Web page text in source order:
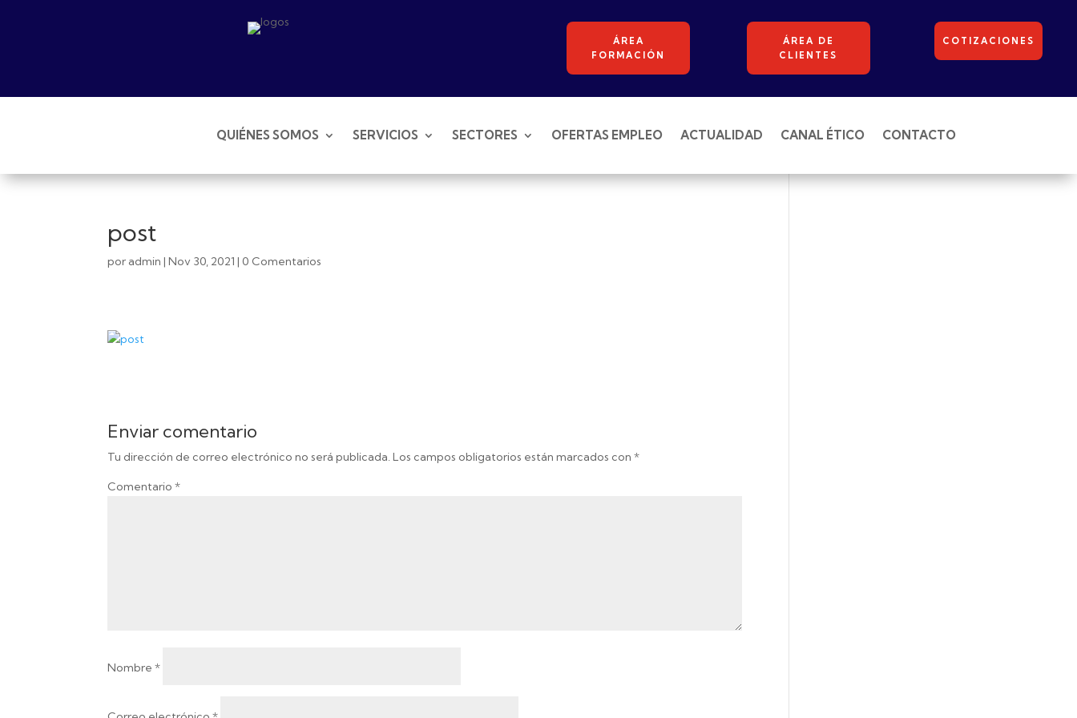
ÁREA
FORMACIÓN
ÁREA DE
CLIENTES
COTIZACIONES
QUIÉNES SOMOS SERVICIOS SECTORES OFERTAS EMPLEO ACTUALIDAD CANAL ÉTICO CONTACTO
post
por admin |Nov 30, 2021 | 0 Comentarios
Enviar comentario
Tu dirección de correo electrónico no será publicada. Los campos obligatorios están marcados con*
Comentario*
Nombre*